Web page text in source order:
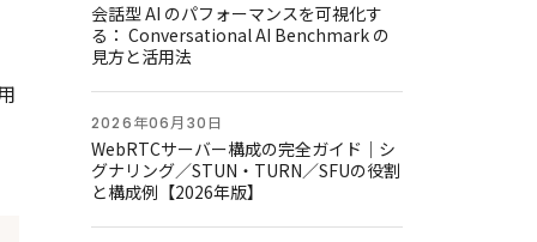
会話型 AI のパフォーマンスを可視化す
る： Conversational AI Benchmark の
見方と活用法
2026年06月30日
WebRTCサーバー構成の完全ガイド｜シ
グナリング／STUN・TURN／SFUの役割
と構成例【2026年版】